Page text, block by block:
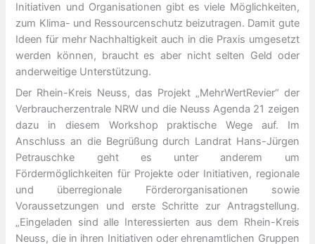
Initiativen und Organisationen gibt es viele Möglichkeiten,
zum Klima- und Ressourcenschutz beizutragen. Damit gute
Ideen für mehr Nachhaltigkeit auch in die Praxis umgesetzt
werden können, braucht es aber nicht selten Geld oder
anderweitige Unterstützung.
Der Rhein-Kreis Neuss, das Projekt „MehrWertRevier“ der
Verbraucherzentrale NRW und die Neuss Agenda 21 zeigen
dazu in diesem Workshop praktische Wege auf. Im
Anschluss an die Begrüßung durch Landrat Hans-Jürgen
Petrauschke geht es unter anderem um
Fördermöglichkeiten für Projekte oder Initiativen, regionale
und überregionale Förderorganisationen sowie
Voraussetzungen und erste Schritte zur Antragstellung.
„Eingeladen sind alle Interessierten aus dem Rhein-Kreis
Neuss, die in ihren Initiativen oder ehrenamtlichen Gruppen